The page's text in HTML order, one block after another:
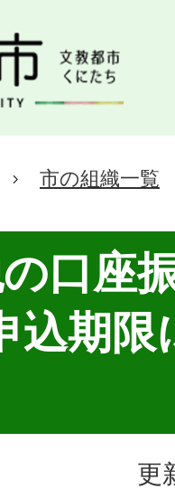
市の組織一覧
口座
込期限
更